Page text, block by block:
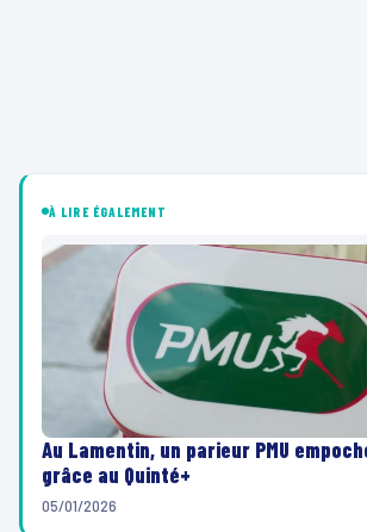
À LIRE ÉGALEMENT
Au Lamentin, un parieur PMU
grâce au Quinté+
05/01/2026